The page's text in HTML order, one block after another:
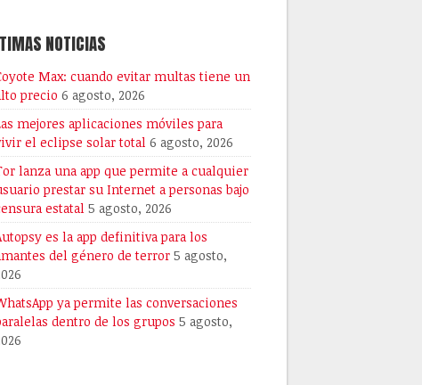
NOTICIAS
Max: cuando evitar multas tiene un
precio 6 agosto, 2026
mejores aplicaciones móviles para
el eclipse solar total 6 agosto, 2026
lanza una app que permite a cualquier
prestar su Internet a personas bajo
estatal 5 agosto, 2026
es la app definitiva para los
del género de terror 5 agosto,
ya permite las conversaciones
dentro de los grupos 5 agosto,